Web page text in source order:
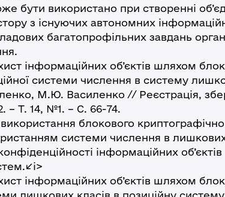
бути використано при створенні
з існуючих автономних
багатопрофільних завдань
інформаційних об’єктів шляхом
системи числення в систему
М.Ю. Василенко // Реєстрація,
– Т. 14, №1. – С. 66-74.
блокового
системи числення в
інформаційних об’єктів
i>
інформаційних об’єктів шляхом